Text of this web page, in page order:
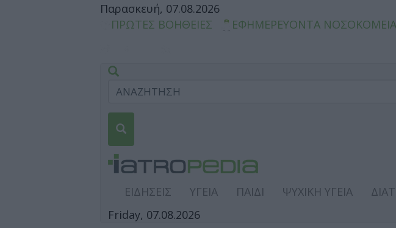
Παρασκευή, 07.08.2026
ΠΡΩΤΕΣ ΒΟΗΘΕΙΕΣ
ΕΦΗΜΕΡΕΥΟΝΤΑ ΝΟΣΟΚΟΜΕΙΑ
ΕΙΔΗΣΕΙΣ ΥΓΕΙΑ ΠΑΙΔΙ ΨΥΧΙΚΗ ΥΓΕΙΑ
Friday, 07.08.2026